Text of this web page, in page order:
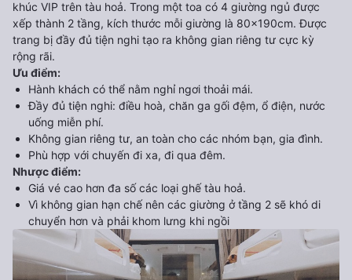
khúc VIP trên tàu hoả. Trong một toa có 4 giường ngủ được
xếp thành 2 tầng, kích thước mỗi giường là 80x190cm. Được
trang bị đầy đủ tiện nghi tạo ra không gian riêng tư cực kỳ
rộng rãi.
Ưu điểm:
Hành khách có thể nằm nghỉ ngơi thoải mái.
Đầy đủ tiện nghi: điều hoà, chăn ga gối đệm, ổ điện, nước
uống miễn phí.
Không gian riêng tư, an toàn cho các nhóm bạn, gia đình.
Phù hợp với chuyến đi xa, đi qua đêm.
Nhược điểm:
Giá vé cao hơn đa số các loại ghế tàu hoả.
Vì không gian hạn chế nên các giường ở tầng 2 sẽ khó di
chuyển hơn và phải khom lưng khi ngồi